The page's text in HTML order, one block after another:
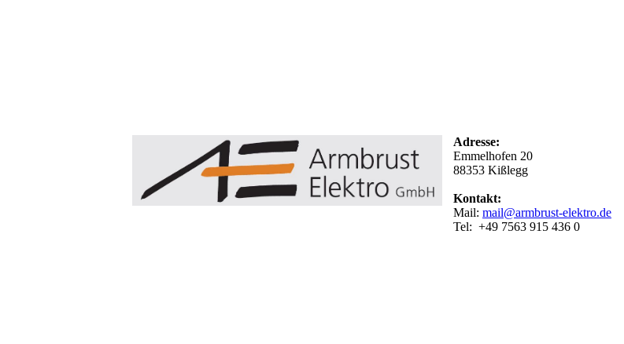
Adresse:
Emmelhofen 20
88353 Kißlegg
Kontakt:
Mail: mail@armbrust-elektro.de
Tel: +49 7563 915 436 0